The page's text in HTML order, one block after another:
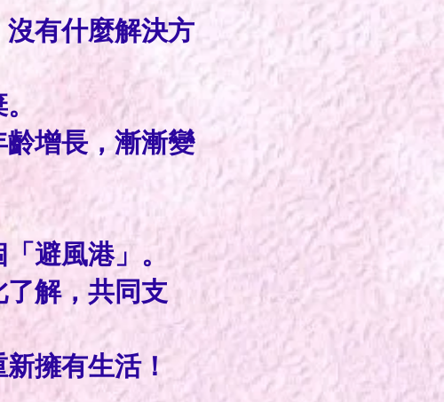
有什麼解決方
增長，漸漸變
避風港」。
解，共同支
擁有生活！